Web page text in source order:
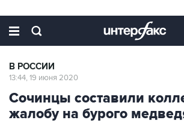
В РОССИИ
13:44, 19 июня 2020
Сочинцы составили
жалобу на бурого